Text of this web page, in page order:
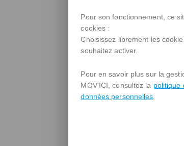
Service public
Notre intérêt est
Ensemble, on va plus
Partager nos trajets
Nos fonctionnalités
Pour son fonctionnement, ce
cookies :
Choisissez librement les
souhaitez activer.
Pour en savoir plus sur la
MOV'ICI, consultez la politique
données personnelles